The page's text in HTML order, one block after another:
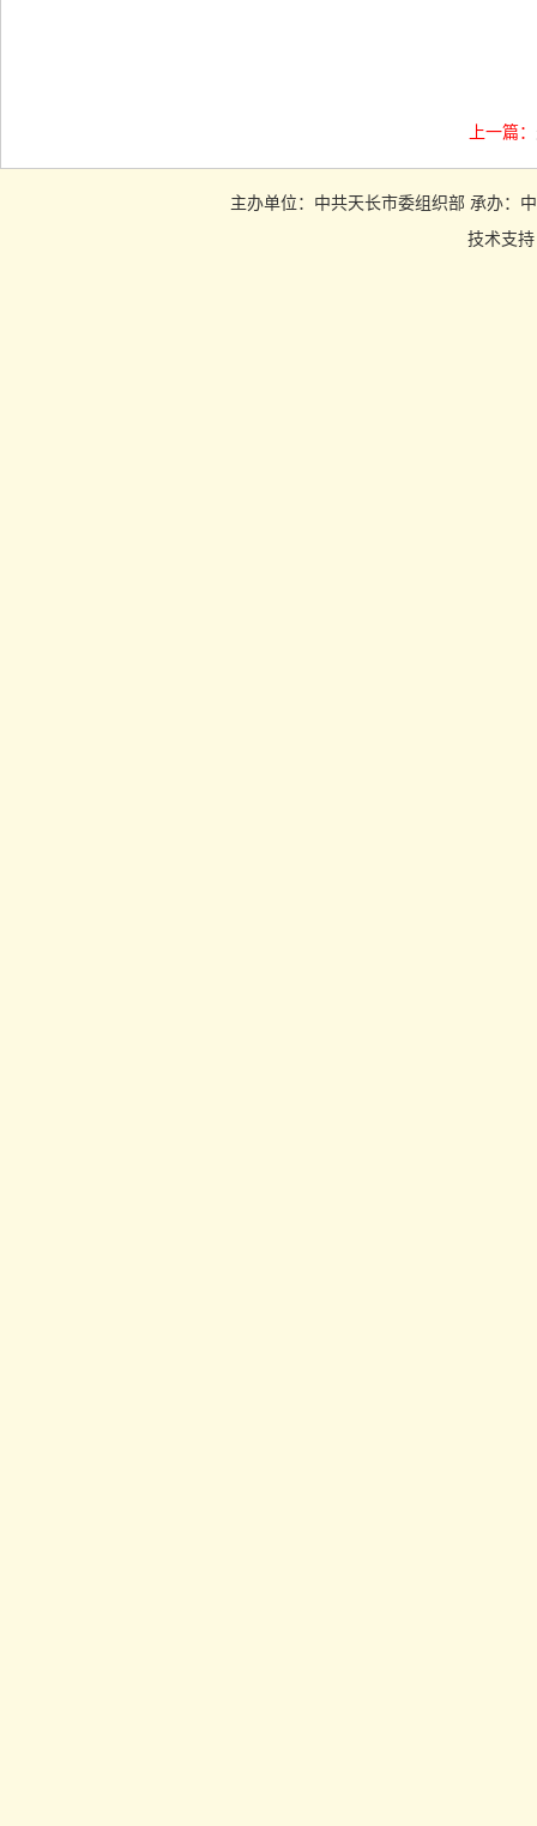
上一篇：
主办单位：中共天长市委组织部 承办：
技术支持